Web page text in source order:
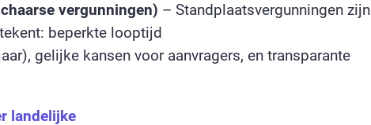
vergunningen) – Standplaatsvergunningen zijn
beperkte looptijd
gelijke kansen voor aanvragers, en transparante
landelijke